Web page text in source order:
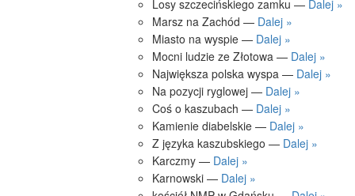
Losy szczecińskiego zamku — Dalej »
Marsz na Zachód — Dalej »
Miasto na wyspie — Dalej »
Mocni ludzie ze Złotowa — Dalej »
Największa polska wyspa — Dalej »
Na pozycji ryglowej — Dalej »
Coś o kaszubach — Dalej »
Kamienie diabelskie — Dalej »
Z języka kaszubskiego — Dalej »
Karczmy — Dalej »
Karnowski — Dalej »